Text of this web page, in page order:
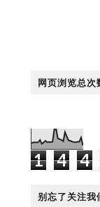
网页浏览总次
1 4 4
别忘了关注我